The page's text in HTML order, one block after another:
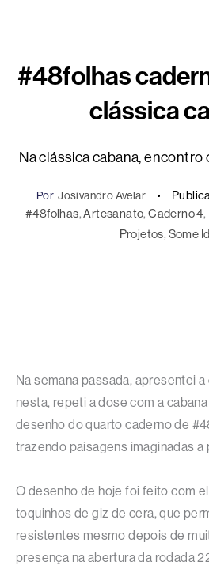
#48folhas
clássica
Na clássica cabana, encontro
Por Josivandro Avelar
#48folhas, Artesanato, Caderno 4,
Projetos, Some
Na semana passada, apresentei a
nesta, repeti a dose com a
desenho do quarto caderno de
trazendo paisagens imaginadas a
O desenho de hoje foi feito com
toquinhos de giz de cera, que
resistentes mesmo depois de
presença na abertura da rodada